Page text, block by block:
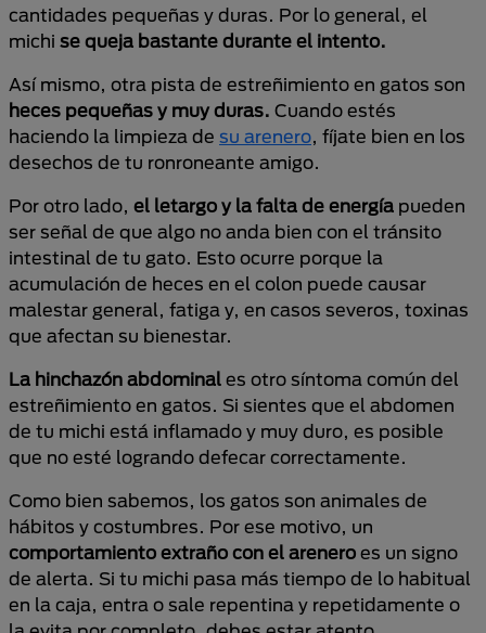
cantidades pequeñas y duras. Por lo general, el
michi se queja bastante durante el intento.
Así mismo, otra pista de estreñimiento en gatos son
heces pequeñas y muy duras. Cuando estés
haciendo la limpieza de su arenero, fíjate bien en los
desechos de tu ronroneante amigo.
Por otro lado, el letargo y la falta de energía pueden
ser señal de que algo no anda bien con el tránsito
intestinal de tu gato. Esto ocurre porque la
acumulación de heces en el colon puede causar
malestar general, fatiga y, en casos severos, toxinas
que afectan su bienestar.
La hinchazón abdominal es otro síntoma común del
estreñimiento en gatos. Si sientes que el abdomen
de tu michi está inflamado y muy duro, es posible
que no esté logrando defecar correctamente.
Como bien sabemos, los gatos son animales de
hábitos y costumbres. Por ese motivo, un
comportamiento extraño con el arenero es un signo
de alerta. Si tu michi pasa más tiempo de lo habitual
en la caja, entra o sale repentina y repetidamente o